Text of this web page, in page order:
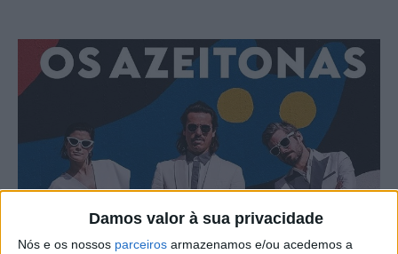
Damos valor à sua privacidade
Nós e os nossos parceiros armazenamos e/ou acedemos a